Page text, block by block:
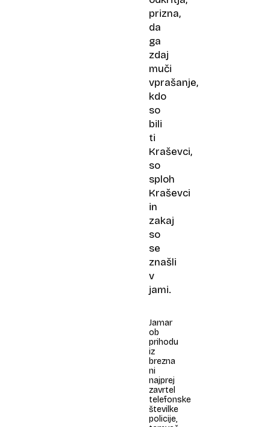
prizna,
da
ga
zdaj
muči
vprašanje,
kdo
so
bili
ti
Kraševci,
so
sploh
Kraševci
in
zakaj
so
se
znašli
v
jami.
Jamar
ob
prihodu
iz
brezna
ni
najprej
zavrtel
telefonske
številke
policije,